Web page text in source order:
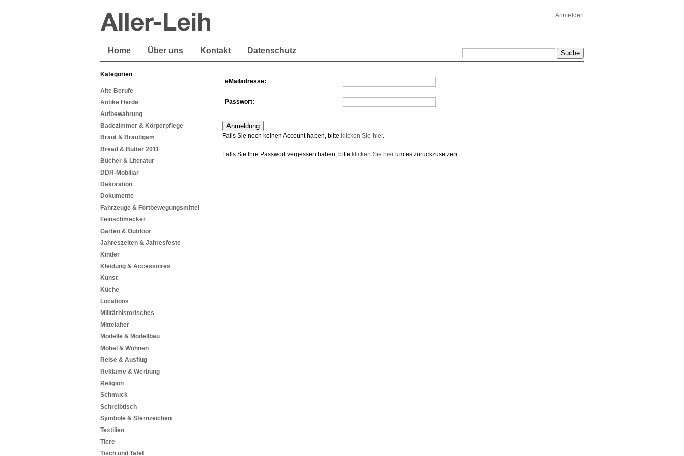
Anmelden
Home Über uns Kontakt Datenschutz
Kategorien
Alte Berufe
Antike Herde
Aufbewahrung
Badezimmer & Körperpflege
Braut & Bräutigam
Bread & Butter 2011
Bücher & Literatur
DDR-Mobiliar
Dekoration
Dokumente
Fahrzeuge & Fortbewegungsmittel
Feinschmecker
Garten & Outdoor
Jahreszeiten & Jahresfeste
Kinder
Kleidung & Accessoires
Kunst
Küche
Locations
Militärhistorisches
Mittelalter
Modelle & Modellbau
Möbel & Wohnen
Reise & Ausflug
Reklame & Werbung
Religion
Schmuck
Schreibtisch
Symbole & Sternzeichen
Textilien
Tiere
Tisch und Tafel
eMailadresse:
Passwort:
Falls Sie noch keinen Account haben, bitte klicken Sie hier.
Falls Sie Ihre Passwort vergessen haben, bitte klicken Sie hier um es zurückzusetzen.